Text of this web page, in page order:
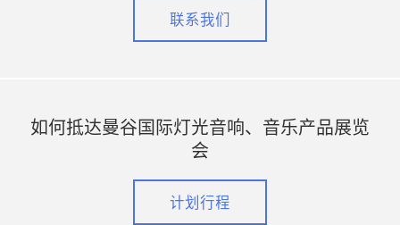
联系我们
如何抵达曼谷国际灯光音响、音乐产品展览
会
计划行程